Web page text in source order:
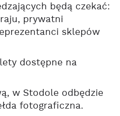
będą czekać:
prywatni
sklepów
dostępne na
w Stodole odbędzie
fotograficzna.